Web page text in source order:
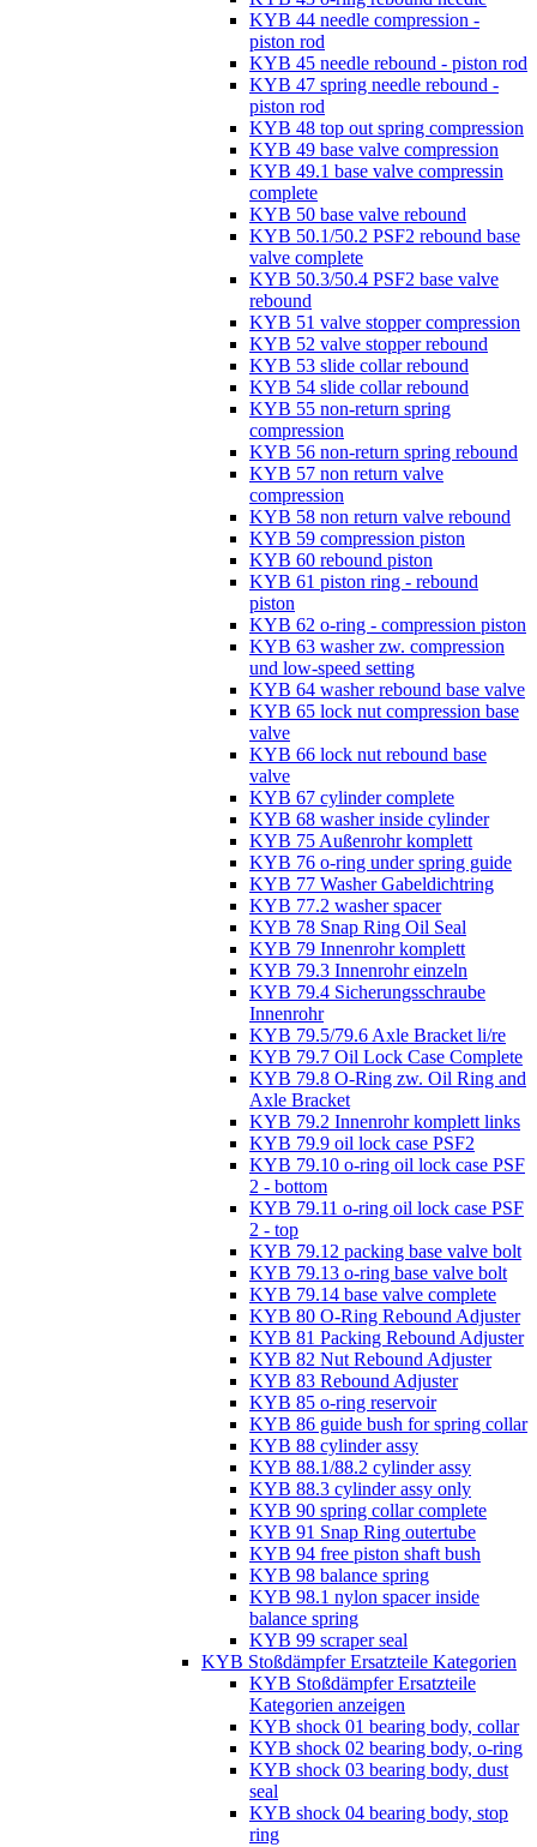
KYB 44 needle compression -
piston rod
KYB 45 needle rebound - piston rod
KYB 47 spring needle rebound -
piston rod
KYB 48 top out spring compression
KYB 49 base valve compression
KYB 49.1 base valve compressin
complete
KYB 50 base valve rebound
KYB 50.1/50.2 PSF2 rebound base
valve complete
KYB 50.3/50.4 PSF2 base valve
rebound
KYB 51 valve stopper compression
KYB 52 valve stopper rebound
KYB 53 slide collar rebound
KYB 54 slide collar rebound
KYB 55 non-return spring
compression
KYB 56 non-return spring rebound
KYB 57 non return valve
compression
KYB 58 non return valve rebound
KYB 59 compression piston
KYB 60 rebound piston
KYB 61 piston ring - rebound
piston
KYB 62 o-ring - compression piston
KYB 63 washer zw. compression
und low-speed setting
KYB 64 washer rebound base valve
KYB 65 lock nut compression base
valve
KYB 66 lock nut rebound base
valve
KYB 67 cylinder complete
KYB 68 washer inside cylinder
KYB 75 Außenrohr komplett
KYB 76 o-ring under spring guide
KYB 77 Washer Gabeldichtring
KYB 77.2 washer spacer
KYB 78 Snap Ring Oil Seal
KYB 79 Innenrohr komplett
KYB 79.3 Innenrohr einzeln
KYB 79.4 Sicherungsschraube
Innenrohr
KYB 79.5/79.6 Axle Bracket li/re
KYB 79.7 Oil Lock Case Complete
KYB 79.8 O-Ring zw. Oil Ring and
Axle Bracket
KYB 79.2 Innenrohr komplett links
KYB 79.9 oil lock case PSF2
KYB 79.10 o-ring oil lock case PSF
2 - bottom
KYB 79.11 o-ring oil lock case PSF
2 - top
KYB 79.12 packing base valve bolt
KYB 79.13 o-ring base valve bolt
KYB 79.14 base valve complete
KYB 80 O-Ring Rebound Adjuster
KYB 81 Packing Rebound Adjuster
KYB 82 Nut Rebound Adjuster
KYB 83 Rebound Adjuster
KYB 85 o-ring reservoir
KYB 86 guide bush for spring collar
KYB 88 cylinder assy
KYB 88.1/88.2 cylinder assy
KYB 88.3 cylinder assy only
KYB 90 spring collar complete
KYB 91 Snap Ring outertube
KYB 94 free piston shaft bush
KYB 98 balance spring
KYB 98.1 nylon spacer inside
balance spring
KYB 99 scraper seal
KYB Stoßdämpfer Ersatzteile Kategorien
KYB Stoßdämpfer Ersatzteile
Kategorien anzeigen
KYB shock 01 bearing body, collar
KYB shock 02 bearing body, o-ring
KYB shock 03 bearing body, dust
seal
KYB shock 04 bearing body, stop
ring